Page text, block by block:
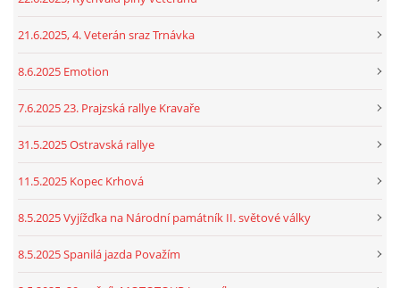
21.6.2025, 4. Veterán sraz Trnávka
8.6.2025 Emotion
7.6.2025 23. Prajzská rallye Kravaře
31.5.2025 Ostravská rallye
11.5.2025 Kopec Krhová
8.5.2025 Vyjížďka na Národní památník II. světové války
8.5.2025 Spanilá jazda Považím